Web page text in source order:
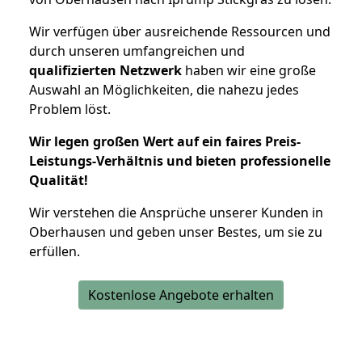
Wir verfügen über ausreichende Ressourcen und
durch unseren umfangreichen und
qualifizierten Netzwerk haben wir eine große
Auswahl an Möglichkeiten, die nahezu jedes
Problem löst.
Wir legen großen Wert auf ein faires Preis-
Leistungs-Verhältnis und bieten professionelle
Qualität!
Wir verstehen die Ansprüche unserer Kunden in
Oberhausen und geben unser Bestes, um sie zu
erfüllen.
Kostenlose Angebote erhalten